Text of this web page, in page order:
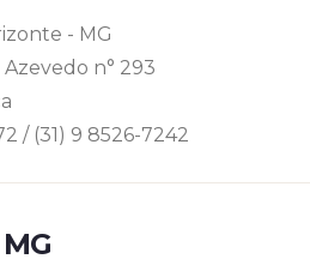
- MG
n° 293
/ (31) 9 8526-7242